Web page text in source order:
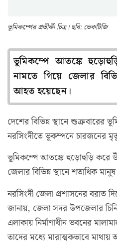
ভূমিকম্পের প্রতীকী চিত্র। ছবি: ভেকটিজি
ভূমিকম্পে আতঙ্কে
নামতে গিয়ে জেলার
আহত হয়েছেন।
দেশের বিভিন্ন স্থানে শুক্রবারের
নরসিংদীতে ভূকম্পনে চারজনের
ভূমিকম্পে আতঙ্কে হুড়োহুড়ি করে
জেলার বিভিন্ন স্থানে শতাধিক
নরসিংদী জেলা প্রশাসনের বরাত
জানায়, জেলা সদর উপজেলার
এলাকায় নির্মাণাধীন ভবনের
তাদের মধ্যে মারাত্মকভাবে